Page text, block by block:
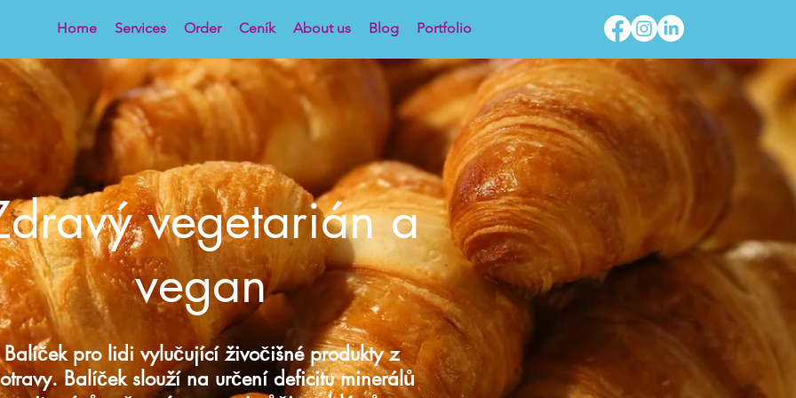
Home Services Order Ceník About us Blog Portfolio
vegetarián a
vegan
Balíček pro lidi vylučující živočišné produkty z
Balíček slouží na určení deficitu minerálů